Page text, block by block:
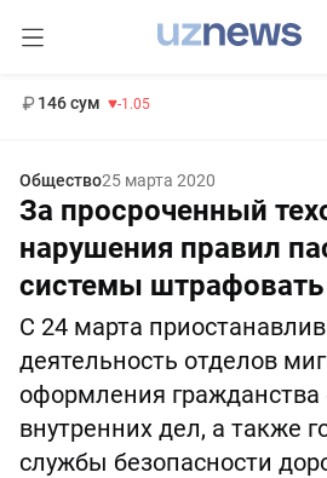
146 сум -1.05
Общество25 марта 2020
За просроченный
нарушения правил
системы штрафовать
С 24 марта
деятельность отделов
оформления гражданства
внутренних дел, а также
службы безопасности